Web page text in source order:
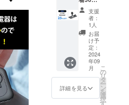
ングにてプ
ロジェクト
名】
3in1充
電器 1
個 韓国
内定価
7,900円
5,900円
(税込
み・関
税込み)
◇セッ
支援
者：
1人
お届
け予
定：
2024
年09
月
詳細を見る
こ
の
リ
タ
ー
ン
を
選
択